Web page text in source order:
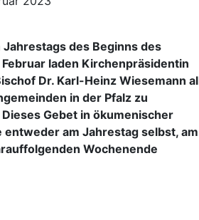
des Beginns des
laden Kirchenpräsidentin
Dr. Karl-Heinz Wiesemann
in der Pfalz zu
Gebet in ökumenischer
am Jahrestag selbst, am
Wochenende